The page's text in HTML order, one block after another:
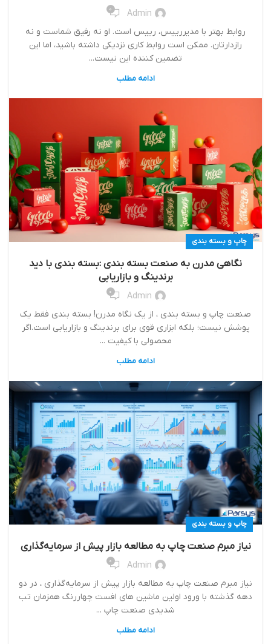
Admin
0
روابط بهتر با مدیررييس، رييس است. او نه رفیق شماست و نه
رازدارتان. ممکن است روابط کاری نزدیکی داشته باشید، اما این
تضمین کننده این نیست...
ادامه مطلب
چاپ و بسته بندی
نگاهی مدرن به صنعت بسته بندی :بسته بندی با دید
برندینگ و بازاریابی
Admin
0
صنعت چاپ و بسته بندی ، از یک نگاه مدرن! بسته‌ بندی فقط یک
پوشش نیست؛ بلکه ابزاری قوی برای برندینگ و بازاریابی است.اگر
محصولی با کیفیت ...
ادامه مطلب
چاپ و بسته بندی
نیاز مبرم صنعت چاپ به مطالعه بازار پیش از سرمایه‌گذاری
Admin
0
نیاز مبرم صنعت چاپ به مطالعه بازار پیش از سرمایه‌گذاری ، در دو
دهه گذشته با ورود اولین ماشین های افست چهاررنگ همزمان تب
شدیدی صنعت چاپ ...
ادامه مطلب